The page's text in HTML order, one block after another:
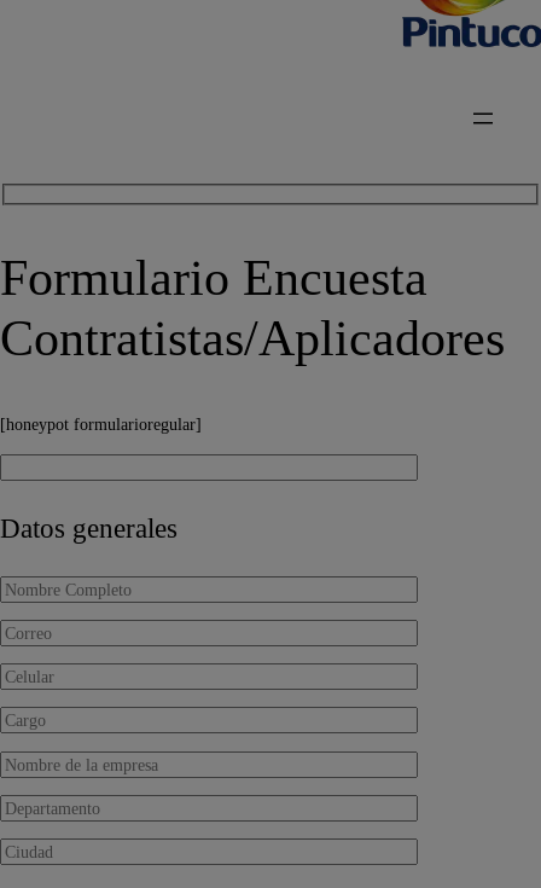
Formulario Encuesta
Contratistas/Aplicadores
[honeypot formularioregular]
Datos generales